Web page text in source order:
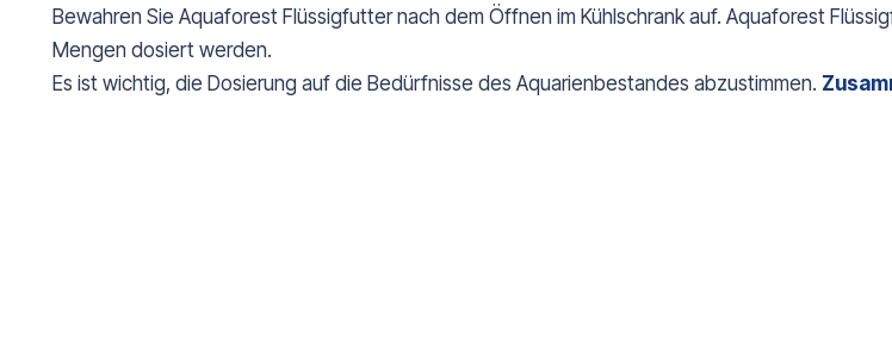
Bewahren Sie Aquaforest Flüssigfutter nach dem Öffnen im Kühlschrank auf. Aquaforest
Mengen dosiert werden.
Es ist wichtig, die Dosierung auf die Bedürfnisse des Aquarienbestandes abzustimmen.